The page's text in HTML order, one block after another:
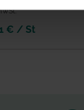
€ / St